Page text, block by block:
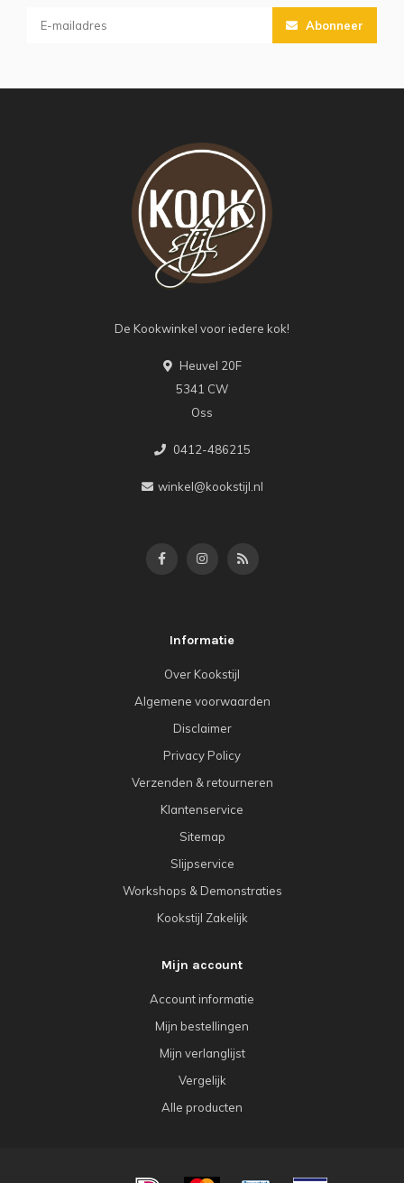
Abonneer
De Kookwinkel voor iedere kok!
Heuvel 20F
5341 CW
Oss
0412-486215
winkel@kookstijl.nl
Informatie
Over Kookstijl
Algemene voorwaarden
Disclaimer
Privacy Policy
Verzenden & retourneren
Klantenservice
Sitemap
Slijpservice
Workshops & Demonstraties
Kookstijl Zakelijk
Mijn account
Account informatie
Mijn bestellingen
Mijn verlanglijst
Vergelijk
Alle producten